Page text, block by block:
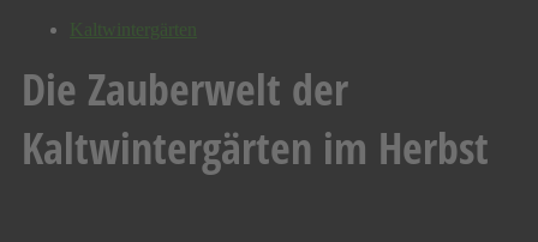
Kaltwintergärten
Die Zauberwelt der
Kaltwintergärten im Herbst